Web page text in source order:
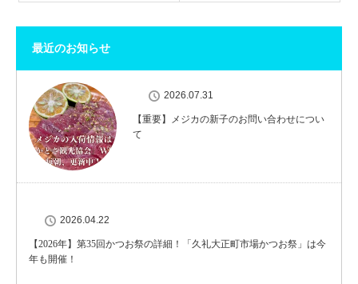
最近のお知らせ
2026.07.31
【重要】メジカの新子のお問い合わせについ
て
2026.04.22
【2026年】第35回かつお祭の詳細！「久礼大正町市場かつお祭」は今
年も開催！